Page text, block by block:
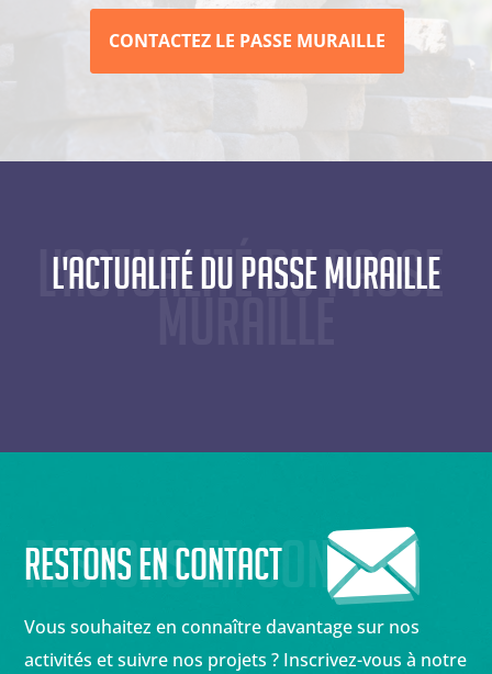
CONTACTEZ LE PASSE MURAILLE
L'actualité du Passe
L'actualité du Passe Muraille
Restons en contact
Restons en contact
Vous souhaitez en connaître davantage sur nos
activités et suivre nos projets ? Inscrivez-vous à notre